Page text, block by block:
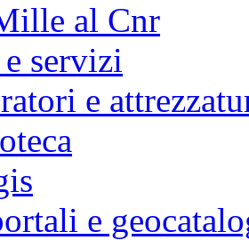
al Cnr
servizi
e
e